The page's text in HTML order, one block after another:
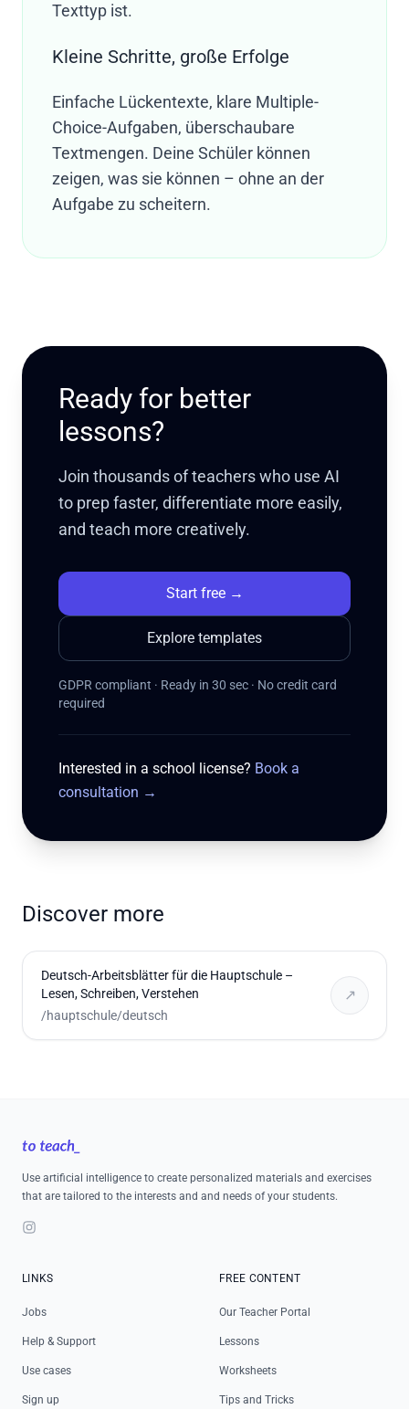
Texttyp ist.
Kleine Schritte, große Erfolge
Einfache Lückentexte, klare Multiple-
Choice-Aufgaben, überschaubare
Textmengen. Deine Schüler können
zeigen, was sie können – ohne an der
Aufgabe zu scheitern.
Ready for better
lessons?
Join thousands of teachers who use AI
to prep faster, differentiate more easily,
and teach more creatively.
Start free→
Explore templates
GDPR compliant · Ready in 30 sec · No credit card
required
Interested in a school license? Book a
consultation →
Discover more
Deutsch-Arbeitsblätter für die Hauptschule –
Lesen, Schreiben, Verstehen
/hauptschule/deutsch
↗
Use artificial intelligence to create personalized materials and exercises
that are tailored to the interests and and needs of your students.
Instagram
LINKS
Jobs
Help & Support
Use cases
Sign up
FREE CONTENT
Our Teacher Portal
Lessons
Worksheets
Tips and Tricks